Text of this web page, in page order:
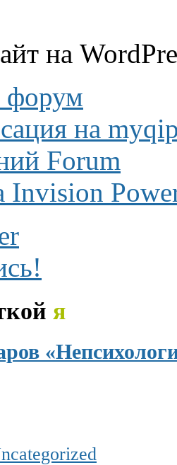
на
форум
на
Forum
Invision
я